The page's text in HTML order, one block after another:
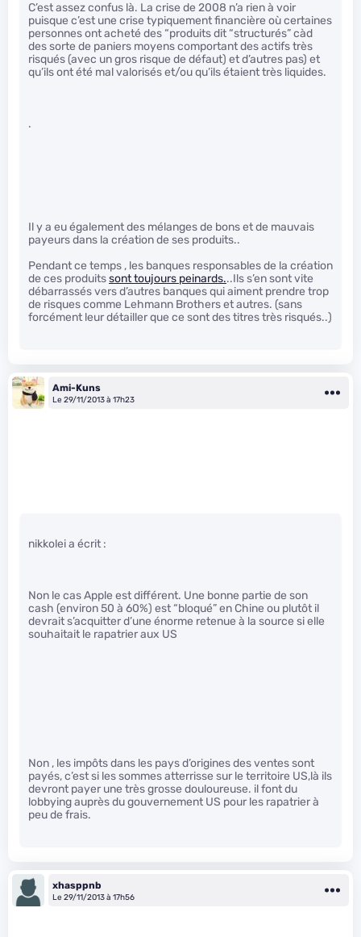
C’est assez confus là. La crise de 2008 n’a rien à voir
puisque c’est une crise typiquement financière où certaines
personnes ont acheté des “produits dit “structurés” càd
des sorte de paniers moyens comportant des actifs très
risqués (avec un gros risque de défaut) et d’autres pas) et
qu’ils ont été mal valorisés et/ou qu’ils étaient très liquides.
.
Il y a eu également des mélanges de bons et de mauvais
payeurs dans la création de ses produits..
Pendant ce temps , les banques responsables de la création
de ces produitssont toujours peinards...Ils s’en sont vite
débarrassés vers d’autres banques qui aiment prendre trop
de risques comme Lehmann Brothers et autres. (sans
forcément leur détailler que ce sont des titres très risqués..)
Ami-Kuns
Le 29/11/2013 à 17h23
nikkolei a écrit :
Non le cas Apple est différent. Une bonne partie de son
cash (environ 50 à 60%) est “bloqué” en Chine ou plutôt il
devrait s’acquitter d’une énorme retenue à la source si elle
souhaitait le rapatrier aux US
Non , les impôts dans les pays d’origines des ventes sont
payés, c’est si les sommes atterrisse sur le territoire US,là ils
devront payer une très grosse douloureuse. il font du
lobbying auprès du gouvernement US pour les rapatrier à
peu de frais.
xhasppnb
Le 29/11/2013 à 17h56